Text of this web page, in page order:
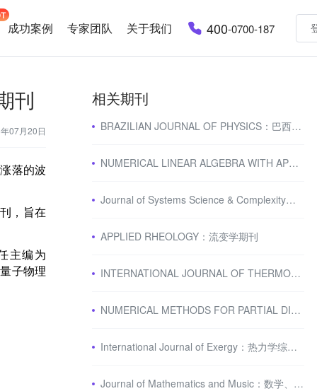
成功案例 专家团队 关于我们 400-0700-187
刊
07月20日
落的波
，旨在
主编为
子物理
相关期刊
BRAZILIAN JOURNAL OF PHYSICS：巴西知名物理学期刊
NUMERICAL LINEAR ALGEBRA WITH APPLICATIONS：数值线性代数与应用期刊
Journal of Systems Science & Complexity：系统科学与复杂性期刊
APPLIED RHEOLOGY：流变学期刊
INTERNATIONAL JOURNAL OF THERMOPHYSICS：热物理学期刊
NUMERICAL METHODS FOR PARTIAL DIFFERENTIAL EQUATIONS：偏微分方程三区期刊
International Journal of Exergy：热力学综合期刊
Journal of Mathematics and Music：数学、音乐交叉期刊